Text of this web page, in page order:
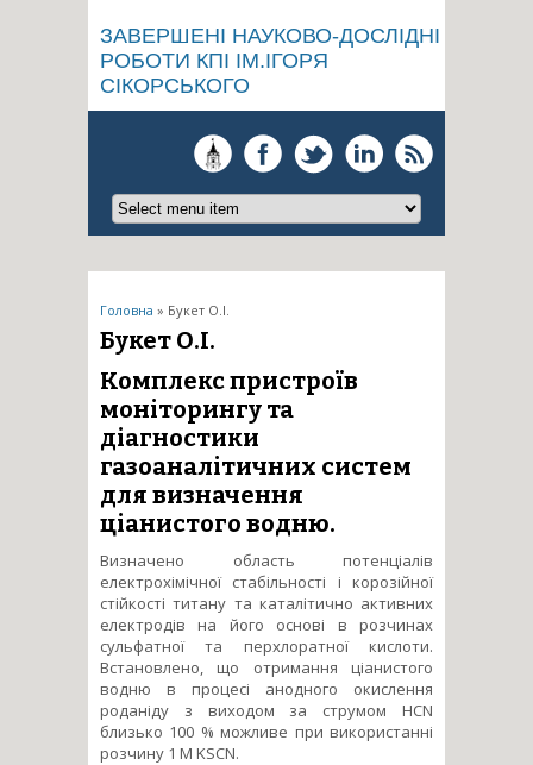
ЗАВЕРШЕНІ НАУКОВО-ДОСЛІДНІ
РОБОТИ КПІ ІМ.ІГОРЯ
СІКОРСЬКОГО
Ви є тут
Головна » Букет О.І.
Букет О.І.
Комплекс пристроїв
моніторингу та
діагностики
газоаналітичних систем
для визначення
ціанистого водню.
Визначено область потенціалів
електрохімічної стабільності і корозійної
стійкості титану та каталітично активних
електродів на його основі в розчинах
сульфатної та перхлоратної кислоти.
Встановлено, що отримання ціанистого
водню в процесі анодного окислення
роданіду з виходом за струмом HCN
близько 100 % можливе при використанні
розчину 1 М KSCN.